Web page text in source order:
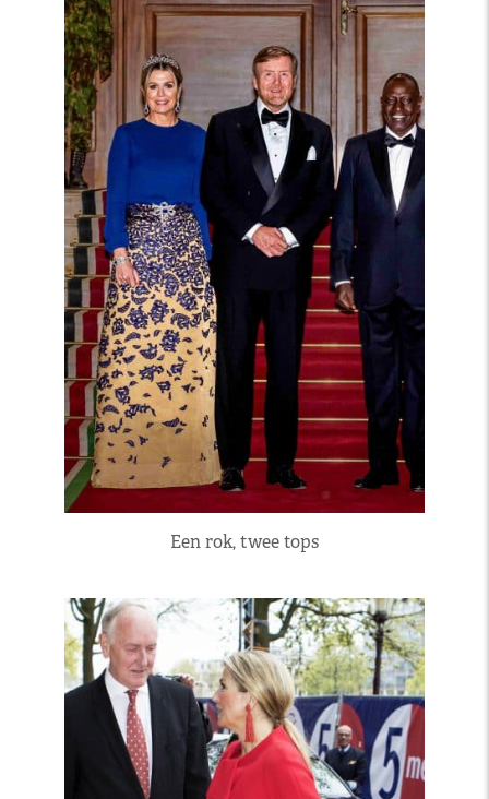
Een rok, twee tops